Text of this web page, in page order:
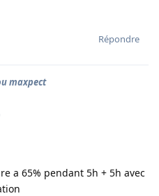
Répondre
maxpect
a 65% pendant 5h + 5h avec